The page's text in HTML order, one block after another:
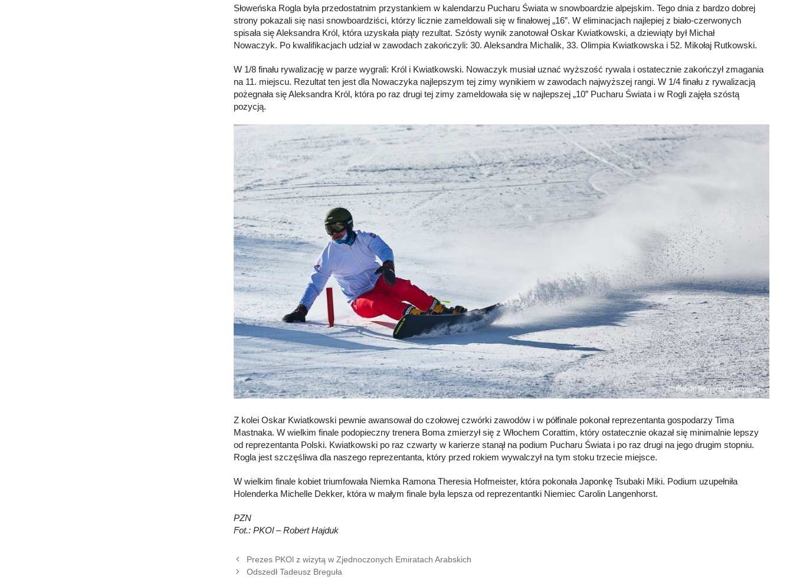
Słoweńska Rogla była przedostatnim przystankiem w kalendarzu Pucharu Świata w snowboardzie alpejskim. Tego dnia z bardzo dobrej
strony pokazali się nasi snowboardziści, którzy licznie zameldowali się w finałowej „16”. W eliminacjach najlepiej z biało-czerwonych
spisała się Aleksandra Król, która uzyskała piąty rezultat. Szósty wynik zanotował Oskar Kwiatkowski, a dziewiąty był Michał
Nowaczyk. Po kwalifikacjach udział w zawodach zakończyli: 30. Aleksandra Michalik, 33. Olimpia Kwiatkowska i 52. Mikołaj Rutkowski.
W 1/8 finału rywalizację w parze wygrali: Król i Kwiatkowski. Nowaczyk musiał uznać wyższość rywala i ostatecznie zakończył zmagania
na 11. miejscu. Rezultat ten jest dla Nowaczyka najlepszym tej zimy wynikiem w zawodach najwyższej rangi. W 1/4 finału z rywalizacją
pożegnała się Aleksandra Król, która po raz drugi tej zimy zameldowała się w najlepszej „10” Pucharu Świata i w Rogli zajęła szóstą
pozycją.
Z kolei Oskar Kwiatkowski pewnie awansował do czołowej czwórki zawodów i w półfinale pokonał reprezentanta gospodarzy Tima
Mastnaka. W wielkim finale podopieczny trenera Boma zmierzył się z Włochem Corattim, który ostatecznie okazał się minimalnie lepszy
od reprezentanta Polski. Kwiatkowski po raz czwarty w karierze stanął na podium Pucharu Świata i po raz drugi na jego drugim stopniu.
Rogla jest szczęśliwa dla naszego reprezentanta, który przed rokiem wywalczył na tym stoku trzecie miejsce.
W wielkim finale kobiet triumfowała Niemka Ramona Theresia Hofmeister, która pokonała Japonkę Tsubaki Miki. Podium uzupełniła
Holenderka Michelle Dekker, która w małym finale była lepsza od reprezentantki Niemiec Carolin Langenhorst.
PZN
Fot.: PKOl – Robert Hajduk
Prezes PKOl z wizytą w Zjednoczonych Emiratach Arabskich
Odszedł Tadeusz Breguła